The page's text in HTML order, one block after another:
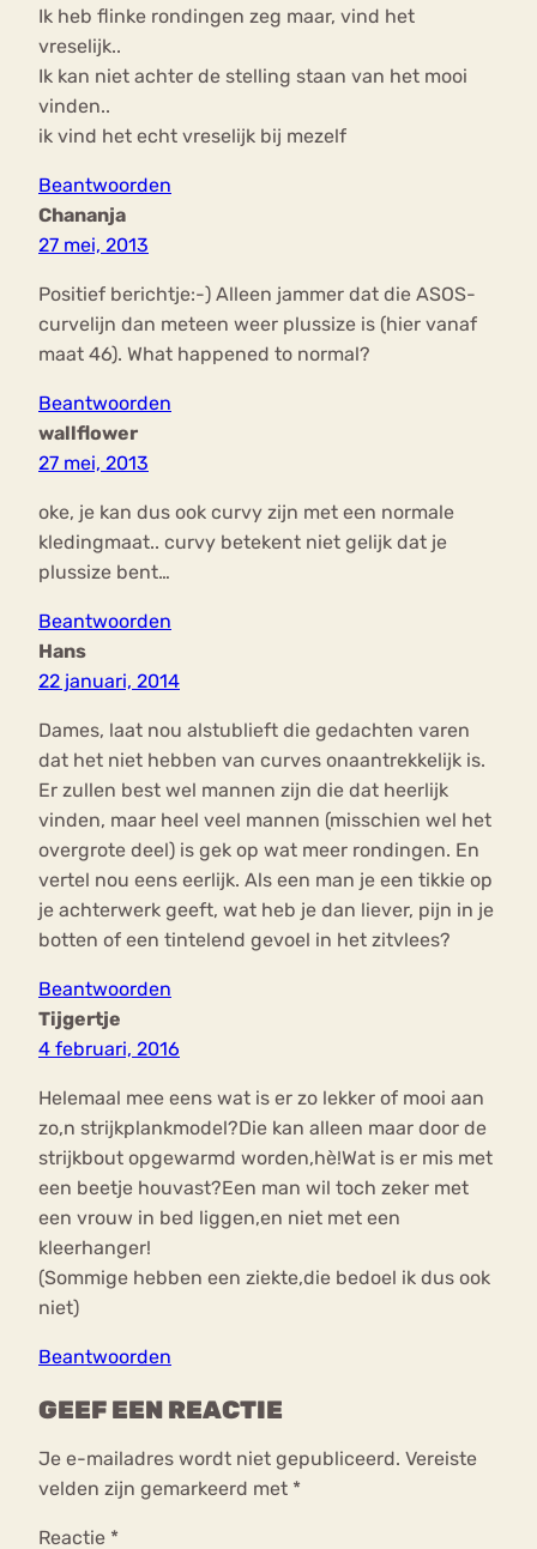
Ik heb flinke rondingen zeg maar, vind het
vreselijk..
Ik kan niet achter de stelling staan van het mooi
vinden..
ik vind het echt vreselijk bij mezelf
Beantwoorden
Chananja
27 mei, 2013
Positief berichtje:-) Alleen jammer dat die ASOS-
curvelijn dan meteen weer plussize is (hier vanaf
maat 46). What happened to normal?
Beantwoorden
wallflower
27 mei, 2013
oke, je kan dus ook curvy zijn met een normale
kledingmaat.. curvy betekent niet gelijk dat je
plussize bent…
Beantwoorden
Hans
22 januari, 2014
Dames, laat nou alstublieft die gedachten varen
dat het niet hebben van curves onaantrekkelijk is.
Er zullen best wel mannen zijn die dat heerlijk
vinden, maar heel veel mannen (misschien wel het
overgrote deel) is gek op wat meer rondingen. En
vertel nou eens eerlijk. Als een man je een tikkie op
je achterwerk geeft, wat heb je dan liever, pijn in je
botten of een tintelend gevoel in het zitvlees?
Beantwoorden
Tijgertje
4 februari, 2016
Helemaal mee eens wat is er zo lekker of mooi aan
zo,n strijkplankmodel?Die kan alleen maar door de
strijkbout opgewarmd worden,hè!Wat is er mis met
een beetje houvast?Een man wil toch zeker met
een vrouw in bed liggen,en niet met een
kleerhanger!
(Sommige hebben een ziekte,die bedoel ik dus ook
niet)
Beantwoorden
GEEF EEN REACTIE
Je e-mailadres wordt niet gepubliceerd. Vereiste
velden zijn gemarkeerd met *
Reactie *